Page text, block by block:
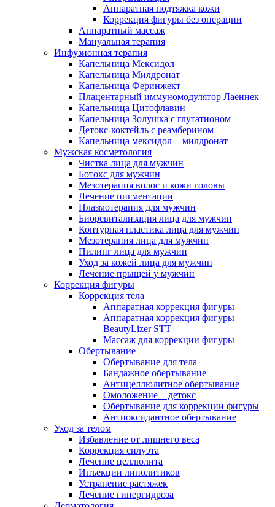
Аппаратная подтяжка кожи
Коррекция фигуры без операции
Аппаратный массаж
Мануальная терапия
Инфузионная терапия
Капельница Мексидол
Капельница Милдронат
Капельница Феринжект
Плацентарный иммуномодулятор Лаеннек
Капельница Цитофлавин
Капельница Золушка с глутатионом
Детокс-коктейль с реамберином
Капельница мексидол + милдронат
Мужская косметология
Чистка лица для мужчин
Ботокс для мужчин
Мезотерапия волос и кожи головы
Лечение пигментации
Плазмотерапия для мужчин
Биоревитализация лица для мужчин
Контурная пластика лица для мужчин
Мезотерапия лица для мужчин
Пилинг лица для мужчин
Уход за кожей лица для мужчин
Лечение прыщей у мужчин
Коррекция фигуры
Коррекция тела
Аппаратная коррекция фигуры
Аппаратная коррекция фигуры
BeautyLizer STT
Массаж для коррекции фигуры
Обертывание
Обертывание для тела
Бандажное обертывание
Антицеллюлитное обертывание
Омоложение + детокс
Обертывание для коррекции фигуры
Антиоксидантное обертывание
Уход за телом
Избавление от лишнего веса
Коррекция силуэта
Лечение целлюлита
Инъекции липолитиков
Устранение растяжек
Лечение гипергидроза